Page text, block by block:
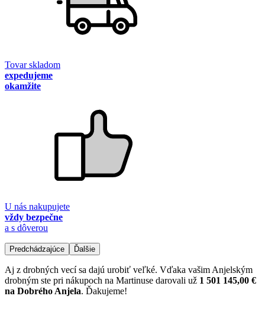
Tovar skladom
expedujeme
okamžite
U nás nakupujete
vždy bezpečne
a s dôverou
Predchádzajúce Ďalšie
Aj z drobných vecí sa dajú urobiť veľké. Vďaka vašim Anjelským
drobným ste pri nákupoch na Martinuse darovali už 1 501 145,00 €
na Dobrého Anjela. Ďakujeme!